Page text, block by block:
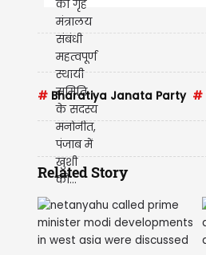
# Bharatiya Janata Party #
Related Story